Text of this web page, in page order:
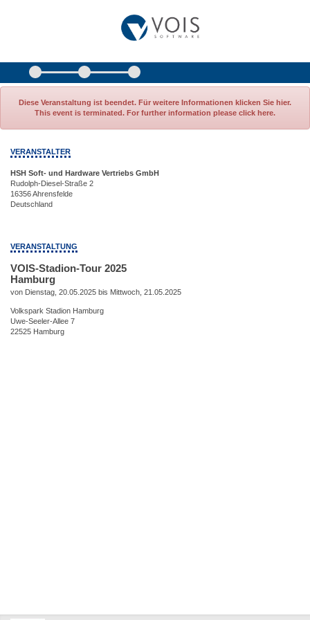
Diese Veranstaltung ist beendet. Für weitere Informationen klicken Sie hier.
This event is terminated. For further information please click here.
VERANSTALTER
HSH Soft- und Hardware Vertriebs GmbH
Rudolph-Diesel-Straße 2
16356 Ahrensfelde
Deutschland
VERANSTALTUNG
VOIS-Stadion-Tour 2025
Hamburg
von Dienstag, 20.05.2025 bis Mittwoch, 21.05.2025
Volkspark Stadion Hamburg
Uwe-Seeler-Allee 7
22525 Hamburg